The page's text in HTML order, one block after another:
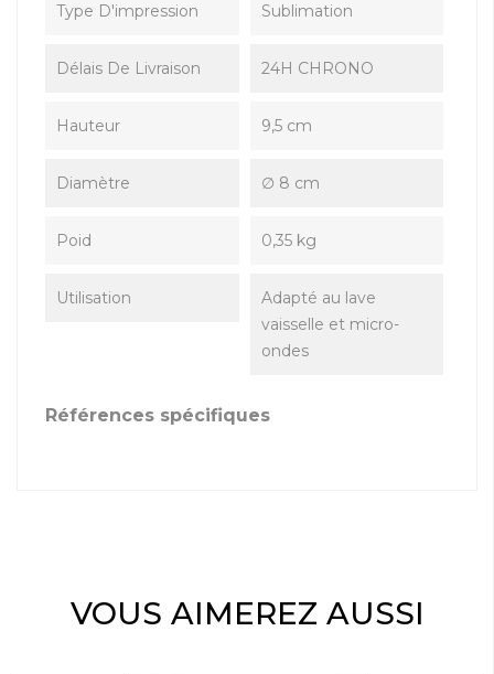
Type D'impression Sublimation
Délais De Livraison 24H CHRONO
Hauteur 9,5 cm
Diamètre ∅ 8 cm
Poid 0,35 kg
Utilisation
Adapté au lave
vaisselle et micro-
ondes
Références spécifiques
VOUS AIMEREZ AUSSI